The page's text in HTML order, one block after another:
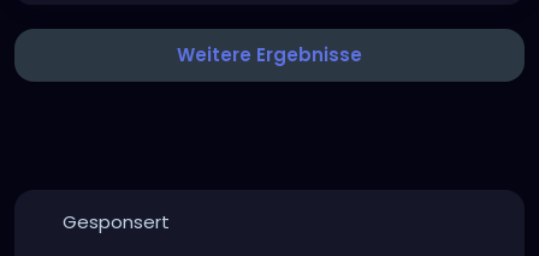
Weitere Ergebnisse
Gesponsert